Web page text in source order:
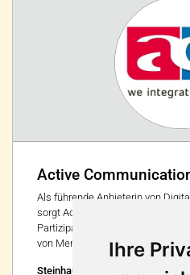
Ihre
Active
Als führende Anbieterin von
sorgt Active Communication für
Partizipation und leistet damit
von Menschen mit
Steinhausen, Schweiz